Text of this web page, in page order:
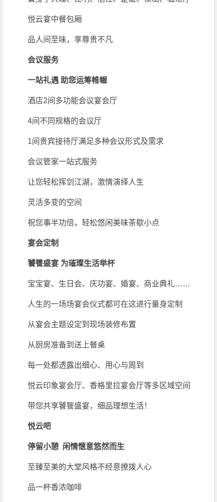
悦云宴中餐包厢
品人间至味，享尊贵不凡
会议服务
一站礼遇 助您运筹帷幄
酒店2间多功能会议宴会厅
4间不同规格的会议厅
1间贵宾接待厅满足多种会议形式及需求
会议管家一站式服务
让您轻松挥剑江湖，激情演绎人生
灵活多变的空间
祝您事半功倍，轻松悠闲美味茶歇小点
宴会定制
饕餮盛宴 为璀璨生活举杯
宝宝宴、生日会、庆功宴、婚宴、商业典礼……
人生的一场场宴会仪式都可在这进行量身定制
从宴会主题设定到现场装修布置
从厨房准备到送上餐桌
每一处都透露出细心、用心与周到
悦云印象宴会厅、香格里拉宴会厅等多区域空间
带您共享饕餮盛宴，细品理想生活！
悦云吧
停留小憩 闲情惬意悠然而生
至臻至美的大堂风格不经意撩拨人心
品一杯香浓咖啡